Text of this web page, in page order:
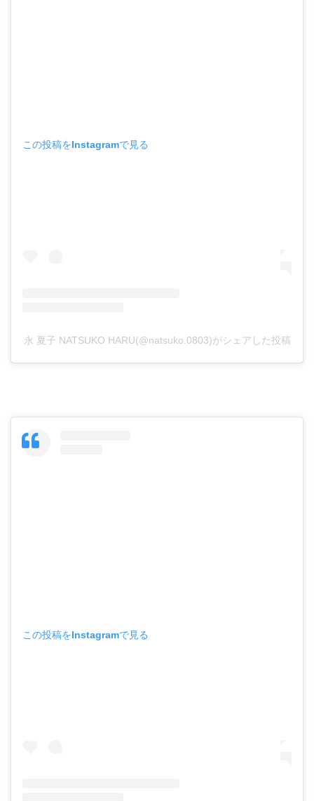
この投稿をInstagramで見る
永 夏子 NATSUKO HARU(@natsuko.0803)がシェアした投稿
この投稿をInstagramで見る